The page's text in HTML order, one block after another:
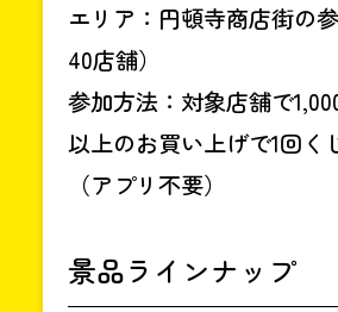
エリア：円頓寺商店街の
40店舗）
参加方法：対象店舗で
以上のお買い上げで1回く
（アプリ不要）
景品ラインナップ